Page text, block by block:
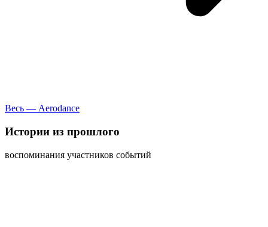
Весь — Aerodance
Истории из прошлого
воспоминания участников событий